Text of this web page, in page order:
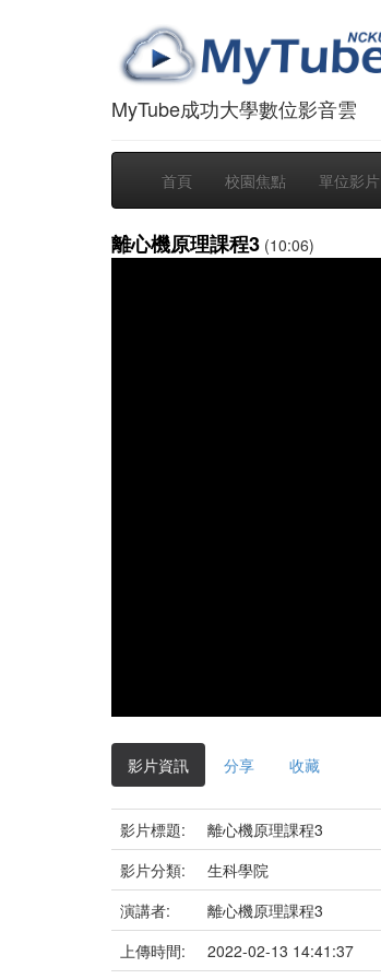
MyTube成功大學數位影音雲
首頁 校園焦點 單位影片
離心機原理課程3 (10:06)
影片資訊 分享 收藏
影片標題:
離心機原理課程3
影片分類:
生科學院
演講者:
離心機原理課程3
上傳時間:
2022-02-13 14:41:37